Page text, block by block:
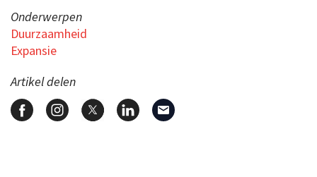
Onderwerpen
Duurzaamheid
Expansie
Artikel delen